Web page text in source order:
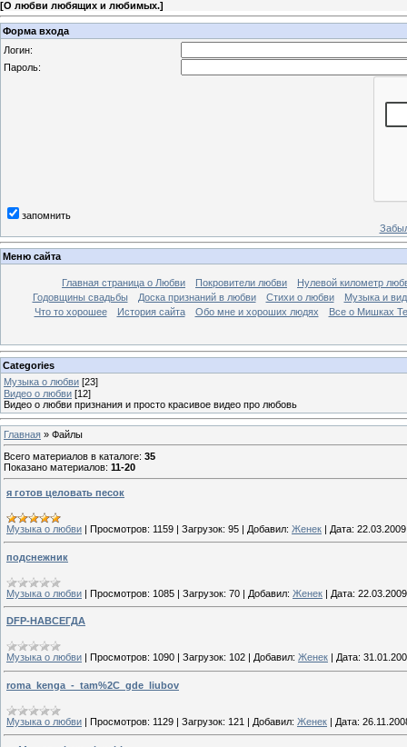
[О любви любящих и любимых.]
Форма входа
Логин:
Пароль:
запомнить
Меню сайта
Главная страница о Любви Покровители любви
Нулевой километр
Годовщины свадьбы
Доска признаний в любви Стихи о любви
Музыка и
Что то хорошее
История сайта Обо мне и хороших людях Все о Мишках
Categories
Музыка о любви [23]
Видео о любви [12]
Видео о любви признания и просто красивое видео про любовь
Главная » Файлы
Всего материалов в каталоге: 35
Показано материалов: 11-20
я готов целовать песок
Музыка о любви | Просмотров: 1159 | Загрузок: 95 | Добавил: Женек | Дата: 22.03.2009
подснежник
Музыка о любви | Просмотров: 1085 | Загрузок: 70 | Добавил: Женек | Дата: 22.03.2009
DFP-НАВСЕГДА
Музыка о любви Просмотров: 1090 Загрузок: 102 Добавил: Женек Дата:
roma_kenga_-_tam%2C_gde_liubov
Музыка о любви | Просмотров: 1129 | Загрузок: 121 | Добавил: Женек | Дата: